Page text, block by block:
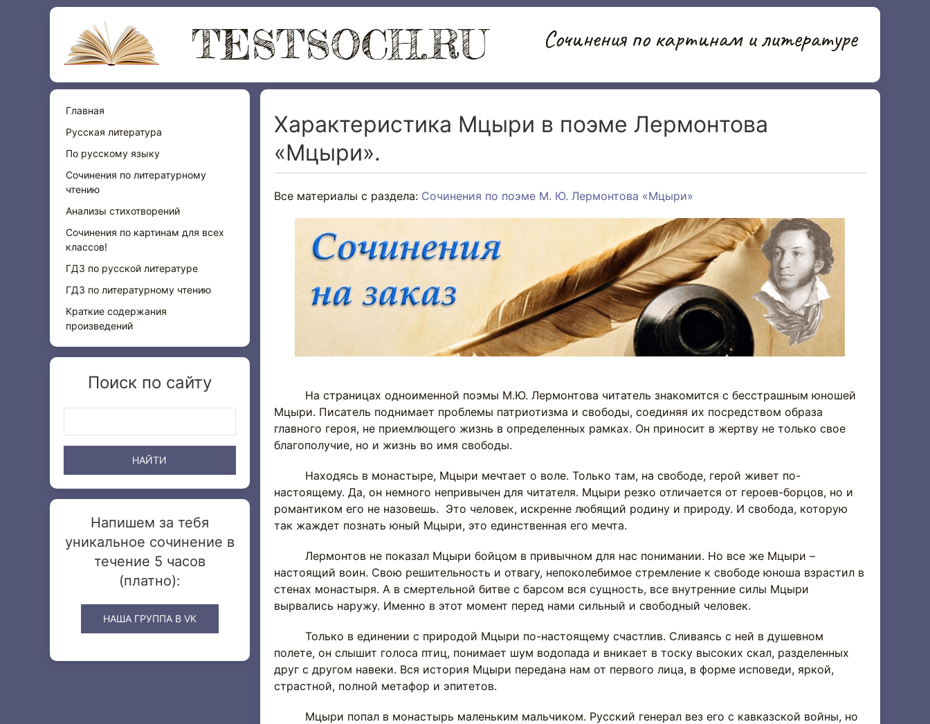
TESTSOCH.RU Сочинения по картинам и литературе
Главная
Русская литература
По русскому языку
Сочинения по литературному
чтению
Анализы стихотворений
Сочинения по картинам для всех
классов!
ГДЗ по русской литературе
ГДЗ по литературному чтению
Краткие содержания
произведений
Поиск по сайту
Напишем за тебя
уникальное сочинение в
течение 5 часов
(платно):
НАША ГРУППА В VK
Характеристика Мцыри в поэме Лермонтова
«Мцыри».
Все материалы с раздела: Сочинения по поэме М. Ю. Лермонтова «Мцыри»
На страницах одноименной поэмы М.Ю. Лермонтова читатель знакомится с бесстрашным юношей
Мцыри. Писатель поднимает проблемы патриотизма и свободы, соединяя их посредством образа
главного героя, не приемлющего жизнь в определенных рамках. Он приносит в жертву не только свое
благополучие, но и жизнь во имя свободы.
Находясь в монастыре, Мцыри мечтает о воле. Только там, на свободе, герой живет по-
настоящему. Да, он немного непривычен для читателя. Мцыри резко отличается от героев-борцов, но и
романтиком его не назовешь. Это человек, искренне любящий родину и природу. И свобода, которую
так жаждет познать юный Мцыри, это единственная его мечта.
Лермонтов не показал Мцыри бойцом в привычном для нас понимании. Но все же Мцыри –
настоящий воин. Свою решительность и отвагу, непоколебимое стремление к свободе юноша взрастил в
стенах монастыря. А в смертельной битве с барсом вся сущность, все внутренние силы Мцыри
вырвались наружу. Именно в этот момент перед нами сильный и свободный человек.
Только в единении с природой Мцыри по-настоящему счастлив. Сливаясь с ней в душевном
полете, он слышит голоса птиц, понимает шум водопада и вникает в тоску высоких скал, разделенных
друг с другом навеки. Вся история Мцыри передана нам от первого лица, в форме исповеди, яркой,
страстной, полной метафор и эпитетов.
Мцыри попал в монастырь маленьким мальчиком. Русский генерал вез его с кавказской войны, но